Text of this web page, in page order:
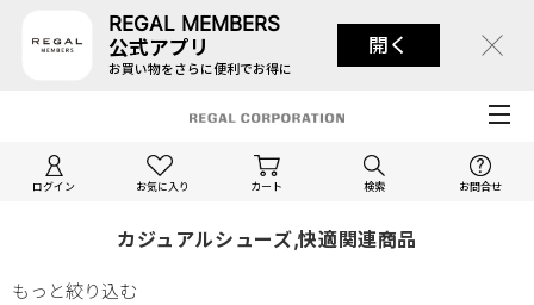
REGAL MEMBERS
公式アプリ
お買い物をさらに便利でお得に
開く
ログイン お気に入り カート 検索 お問合せ
カジュアルシューズ,快適関連商品
もっと絞り込む